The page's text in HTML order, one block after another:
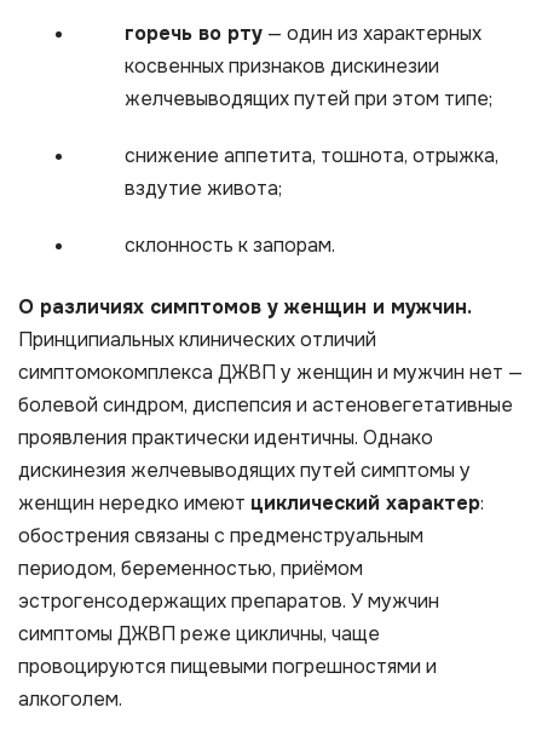
горечь во рту — один из характерных
косвенных признаков дискинезии
желчевыводящих путей при этом типе;
снижение аппетита, тошнота, отрыжка,
вздутие живота;
склонность к запорам.
О различиях симптомов у женщин и мужчин.
Принципиальных клинических отличий
симптомокомплекса ДЖВП у женщин и мужчин нет —
болевой синдром, диспепсия и астеновегетативные
проявления практически идентичны. Однако
дискинезия желчевыводящих путей симптомы у
женщин нередко имеют циклический характер:
обострения связаны с предменструальным
периодом, беременностью, приёмом
эстрогенсодержащих препаратов. У мужчин
симптомы ДЖВП реже цикличны, чаще
провоцируются пищевыми погрешностями и
алкоголем.